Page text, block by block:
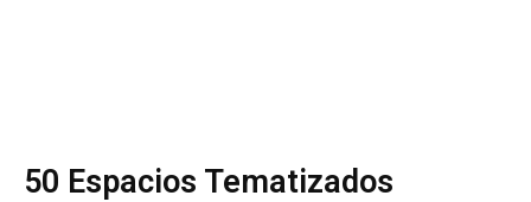
50 Espacios Tematizados